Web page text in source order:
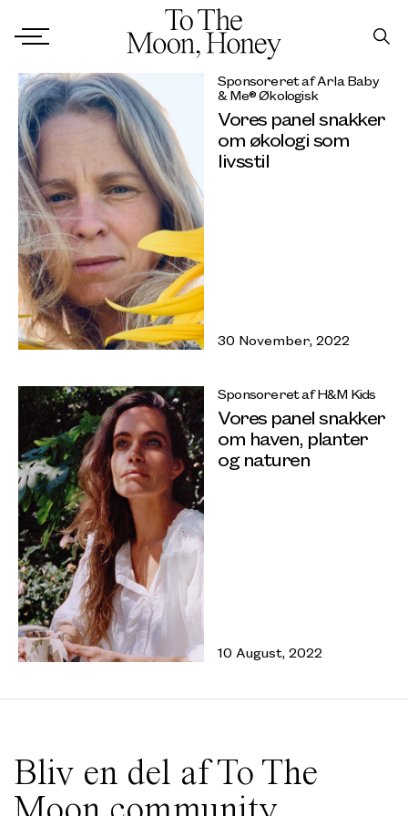
Sponsoreret af Arla Baby
& Me® Økologisk
Vores panel snakker
om økologi som
livsstil
30 November, 2022
Sponsoreret af H&M Kids
Vores panel snakker
om haven, planter
og naturen
10 August, 2022
Bliv en del af To The